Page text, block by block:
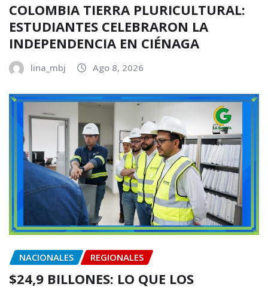
COLOMBIA TIERRA PLURICULTURAL:
ESTUDIANTES CELEBRARON LA
INDEPENDENCIA EN CIÉNAGA
lina_mbj Ago 8, 2026
NACIONALES REGIONALES
$24,9 BILLONES: LO QUE LOS